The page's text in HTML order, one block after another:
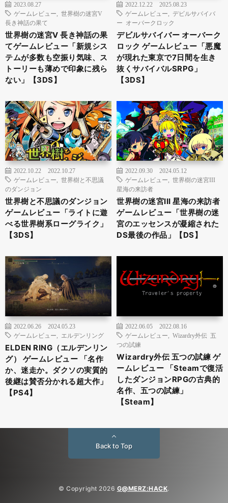
2023.08.27
ゲームレビュー
世界樹の迷宮V
長き神話の果て
世界樹の迷宮V 長き神話の果
てゲームレビュー「新規シス
テムが多数も空振り気味、ス
トーリーも薄めで印象に残ら
ない」【3DS】
2022.12.22
2025.08.23
ゲームレビュー
デビルサバイバ
ー オーバークロック
デビルサバイバー オーバーク
ロック ゲームレビュー「悪魔
が現れた東京で7日間を生き
抜くサバイバルSRPG」
【3DS】
2022.10.22
2022.10.27
ゲームレビュー
世界樹と不思議
のダンジョン
世界樹と不思議のダンジョン
ゲームレビュー「ライトに遊
べる世界樹系ローグライク」
【3DS】
2022.09.30
2024.05.12
ゲームレビュー
世界樹の迷宮III
星海の来訪者
世界樹の迷宮III 星海の来訪者
ゲームレビュー「世界樹の迷
宮のエッセンスが凝縮された
DS最後の作品」【DS】
2022.06.26
2024.05.23
ゲームレビュー
エルデンリング
ELDEN RING（エルデンリン
グ） ゲームレビュー 「名作
か、迷走か。ダクソの実質的
後継は賛否分かれる超大作」
【PS4】
2022.06.05
2022.08.16
ゲームレビュー
Wizardry外伝 五
つの試練
Wizardry外伝 五つの試練 ゲ
ームレビュー 「Steamで復活
したダンジョンRPGの古典的
名作、五つの試練」
【Steam】
Back to Top
© Copyright 2026 G@MERZ:HACK.